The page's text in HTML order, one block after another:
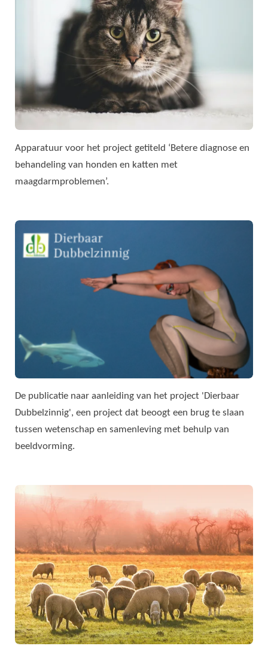
Apparatuur voor het project getiteld ‘Betere diagnose en
behandeling van honden en katten met
maagdarmproblemen’.
De publicatie naar aanleiding van het project 'Dierbaar
Dubbelzinnig', een project dat beoogt een brug te slaan
tussen wetenschap en samenleving met behulp van
beeldvorming.